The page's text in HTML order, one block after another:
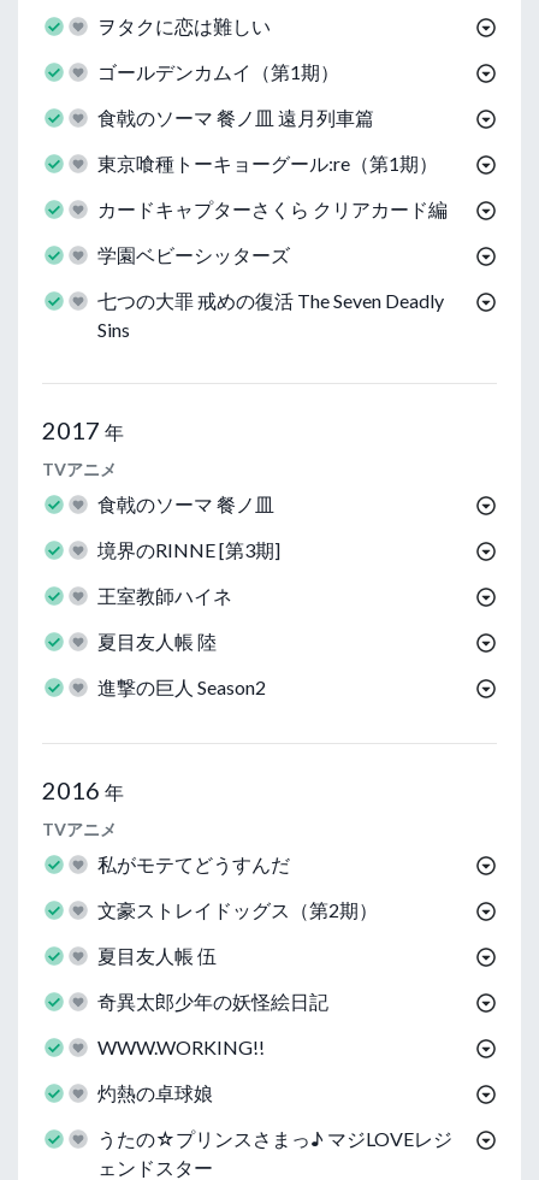
ヲタクに恋は難しい
ゴールデンカムイ（第1期）
食戟のソーマ 餐ノ皿 遠月列車篇
東京喰種トーキョーグール:re（第1期）
カードキャプターさくら クリアカード編
学園ベビーシッターズ
七つの大罪 戒めの復活 The Seven Deadly
Sins
2017 年
TVアニメ
食戟のソーマ 餐ノ皿
境界のRINNE [第3期]
王室教師ハイネ
夏目友人帳 陸
進撃の巨人 Season2
2016 年
TVアニメ
私がモテてどうすんだ
文豪ストレイドッグス（第2期）
夏目友人帳 伍
奇異太郎少年の妖怪絵日記
WWW.WORKING!!
灼熱の卓球娘
うたの☆プリンスさまっ♪ マジLOVEレジ
ェンドスター